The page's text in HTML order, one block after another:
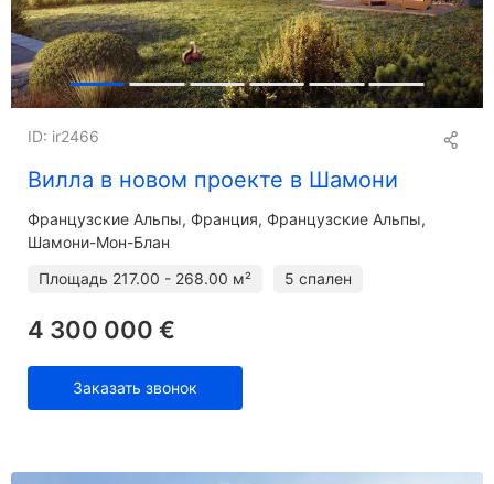
Вилла в новом проекте в Шамони
ID: ir2466
Французские Альпы Франция, Французские Альпы,
Шамони-Мон-Блан
Площадь 217.00 - 268.00 м² 5 спален
4 300 000 €
Заказать звонок